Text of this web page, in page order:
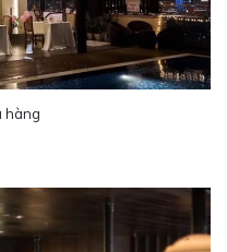
hàng